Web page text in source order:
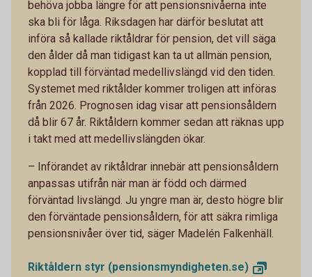
behöva jobba längre för att pensionsnivåerna inte
ska bli för låga. Riksdagen har därför beslutat att
införa så kallade riktåldrar för pension, det vill säga
den ålder då man tidigast kan ta ut allmän pension,
kopplad till förväntad medellivslängd vid den tiden.
Systemet med riktålder kommer troligen att införas
från 2026. Prognosen idag visar att pensionsåldern
då blir 67 år. Riktåldern kommer sedan att räknas upp
i takt med att medellivslängden ökar.
– Införandet av riktåldrar innebär att pensionsåldern
anpassas utifrån när man är född och därmed
förväntad livslängd. Ju yngre man är, desto högre blir
den förväntade pensionsåldern, för att säkra rimliga
pensionsnivåer över tid, säger Madelén Falkenhäll.
Riktåldern styr (pensionsmyndigheten.se)